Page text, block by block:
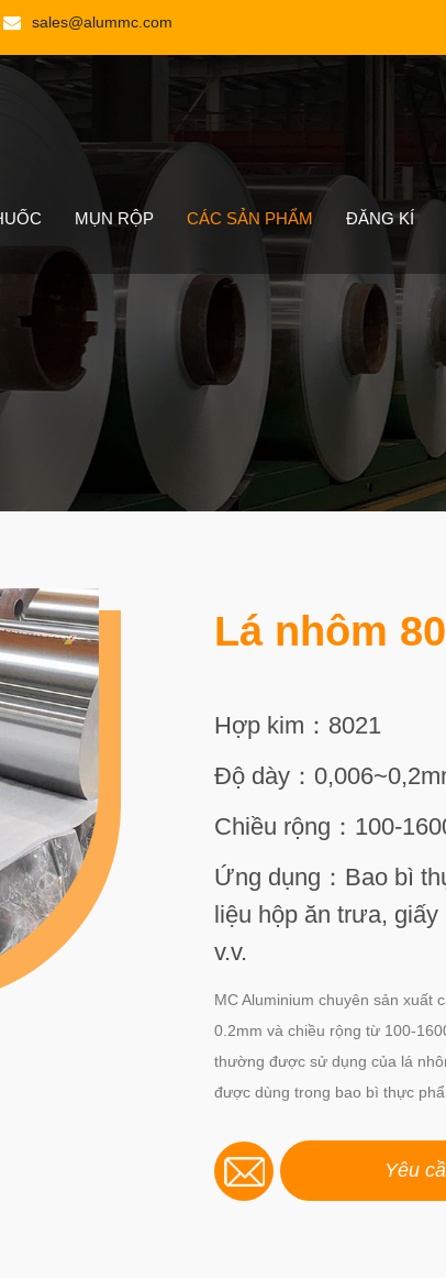
sales@alummc.com
MỤN RỘP CÁC SẢN PHẨM ĐĂNG KÍ
Lá nhôm
Hợp kim：8021
Độ dày：
Chiều rộng：100-
Ứng dụng：Bao bì
liệu hộp ăn trưa,
v.v.
MC Aluminium chuyên sản xuất
0.2mm và chiều rộng từ 100-
thường được sử dụng của lá
được dùng trong bao bì thực
Yêu